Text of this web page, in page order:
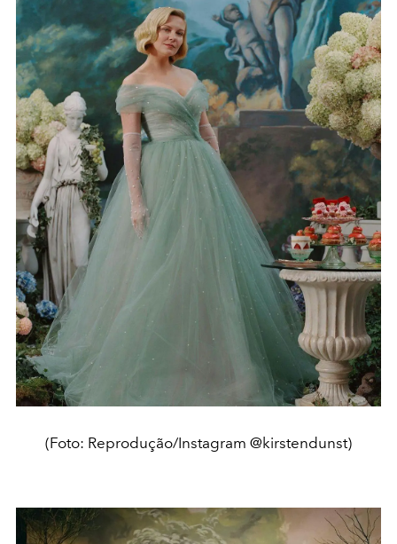
(Foto: Reprodução/Instagram @kirstendunst)